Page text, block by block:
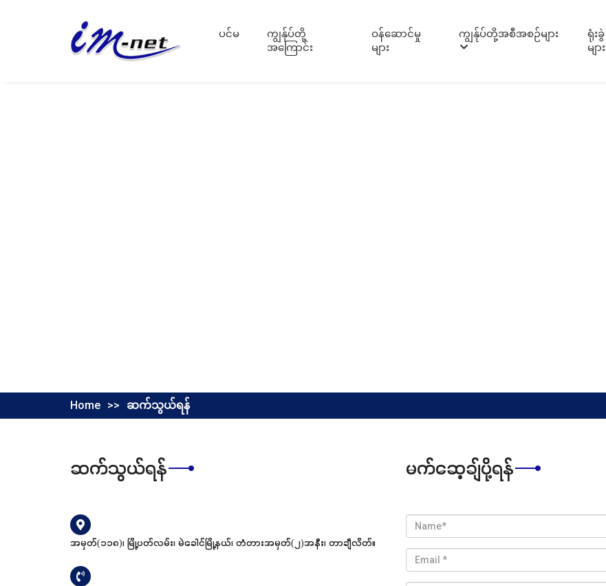
ပင်မ
ကျွန်ုပ်တို့
အကြောင်း
ဝန်ဆောင်မှု
များ
ကျွန်ုပ်တို့အစီအစဉ်များ
ရုံးခွဲ
များ
Home >> ဆက်သွယ်ရန်
ဆက်သွယ်ရန်
အမှတ်(၁၁၈)၊ မြို့ပတ်လမ်း၊ မဲခေါင်မြို့နယ်၊ တံတားအမှတ်(၂)အနီး၊ တာချီလိတ်။
မက်ဆေ့ချ်ပို့ရန်